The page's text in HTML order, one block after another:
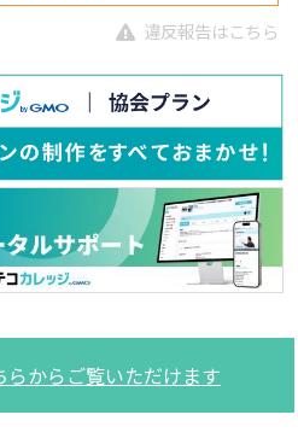
違反報告はこちら
からご覧いただけます